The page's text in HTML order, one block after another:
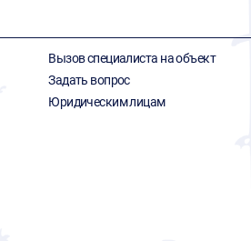
Вызов специалиста на объект
Задать вопрос
Юридическим лицам